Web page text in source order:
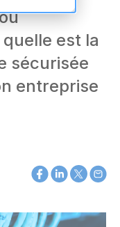
est la
sécurisée
entreprise